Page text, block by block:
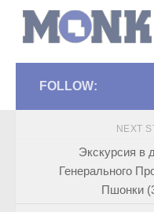
FOLLOW:
NEXT
Экскурсия в
Генерального
Пшонки